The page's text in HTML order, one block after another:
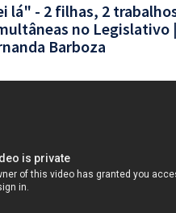
lá" - 2 filhas, 2
no Legislativo |
Barboza